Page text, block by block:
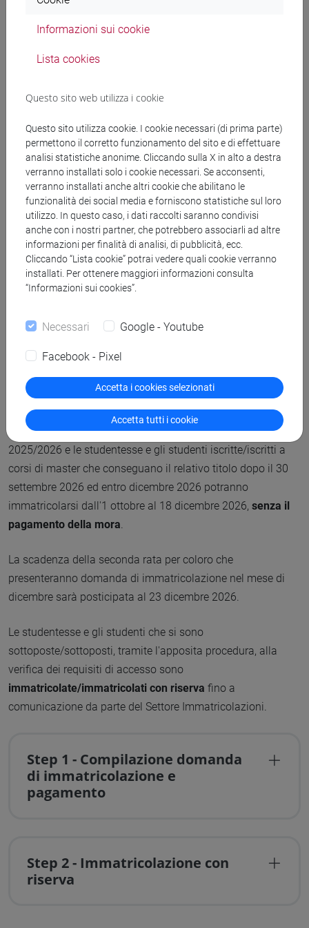
Immatricolazione
Attenzione:Si raccomanda di procedere con la
compilazione della domanda di immatricolazione e
pagamento del contributo esclusivamente a seguito della
pubblicazione degli esiti della valutazione dei requisiti, se
positivi.
Il periodo di immatricolazione va dall'
dicembre2026: l'immatricolazione in questo periodo
comporta il pagamento di un diritto di mora di importo pari
a 50,00 Euro.
Le laureande e i laureandi della sessione autunnale dell’a.a.
2025/2026 e le studentesse e gli studenti iscritte/iscritti a
corsi di master che conseguano il relativo titolo dopo il 30
settembre 2026 ed entro dicembre 2026 potranno
immatricolarsi dall'1 ottobre al 18 dicembre 2026, senza il
pagamento della mora.
La scadenza della seconda rata per coloro che
presenteranno domanda di immatricolazione nel mese di
dicembre sarà posticipata al 23 dicembre 2026.
Le studentesse e gli studenti che si sono
sottoposte/sottoposti, tramite l'apposita procedura, alla
verifica dei requisiti di accesso sono
immatricolate/immatricolati con riserva fino a
comunicazione da parte del Settore Immatricolazioni.
Step 1 - Compilazione domanda
di immatricolazione e
pagamento
Step 2 - Immatricolazione con
riserva
Informazioni sui cookie
Lista cookies
Questo sito web utilizza i cookie
Questo sito utilizza cookie. I cookie necessari (di prima parte)
permettono il corretto funzionamento del sito e di effettuare
analisi statistiche anonime. Cliccando sulla X in alto a destra
verranno installati solo i cookie necessari. Se acconsenti,
verranno installati anche altri cookie che abilitano le
funzionalità dei social media e forniscono statistiche sul loro
utilizzo. In questo caso, i dati raccolti saranno condivisi
anche con i nostri partner, che potrebbero associarli ad altre
informazioni per finalità di analisi, di pubblicità, ecc.
Cliccando “Lista cookie” potrai vedere quali cookie verranno
installati. Per ottenere maggiori informazioni consulta
“Informazioni sui cookies”.
Necessari Google - Youtube
Facebook - Pixel
Accetta i cookies selezionati
Accetta tutti i cookie